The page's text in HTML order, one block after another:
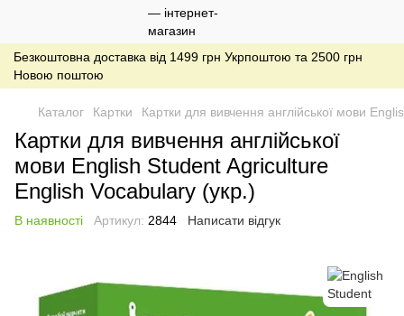
Безкоштовна доставка від 1499 грн Укрпоштою та 2500 грн
Новою поштою
Каталог Картки Картки для вивчення англійської мови
Картки для вивчення англійської
мови English Student Agriculture
English Vocabulary (укр.)
В наявності Артикул: 2844 Написати відгук